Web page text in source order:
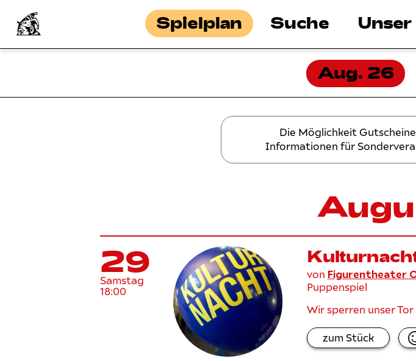
Spielplan Suche
Aug. 26
Die Möglichkeit
Informationen für
29
Samstag
18:00
von Figurentheater
Puppenspiel
Wir sperren unser Tor
zum Stück